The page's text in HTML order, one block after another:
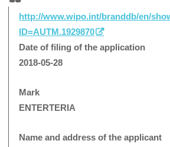
http://www.wipo.int/branddb/en/
ID=AUTM.1929870
Date of filing of the application
2018-05-28
Mark
ENTERTERIA
Name and address of the applicant